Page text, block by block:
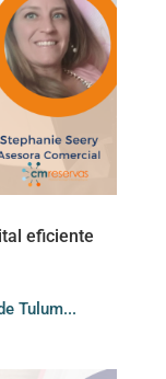
eficiente
Tulum...